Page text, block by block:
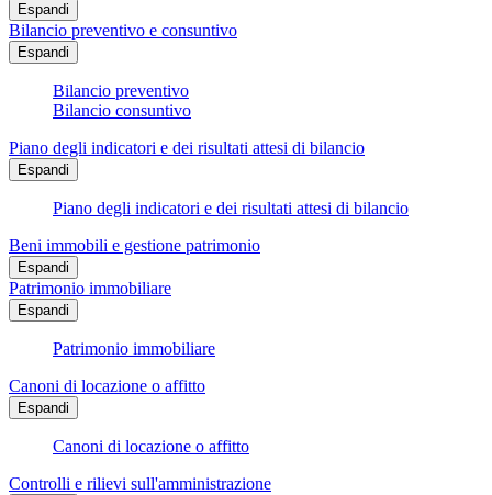
Espandi
Bilancio preventivo e consuntivo
Espandi
Bilancio preventivo
Bilancio consuntivo
Piano degli indicatori e dei risultati attesi di bilancio
Espandi
Piano degli indicatori e dei risultati attesi di bilancio
Beni immobili e gestione patrimonio
Espandi
Patrimonio immobiliare
Espandi
Patrimonio immobiliare
Canoni di locazione o affitto
Espandi
Canoni di locazione o affitto
Controlli e rilievi sull'amministrazione